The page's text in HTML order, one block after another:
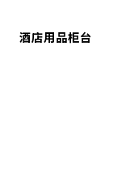
酒店用品柜台